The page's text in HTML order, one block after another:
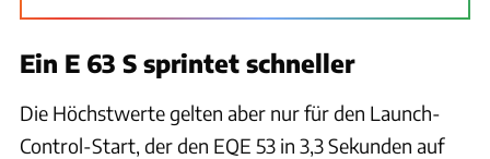
Ein E 63 S sprintet schneller
Die Höchstwerte gelten aber nur für den Launch-
Control-Start, der den EQE 53 in 3,3 Sekunden auf